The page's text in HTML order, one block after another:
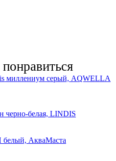
миллениум серый, AQWELLA
черно-белая, LINDIS
белый, АкваМаста